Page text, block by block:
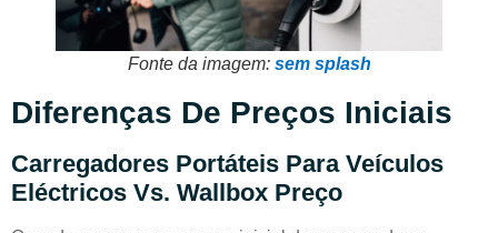
Fonte da imagem: sem splash
Diferenças De Preços Iniciais
Carregadores Portáteis Para Veículos
Eléctricos Vs. Wallbox Preço